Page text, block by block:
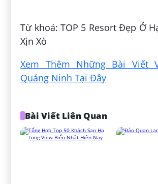
Từ khoá: TOP 5 Resort Đẹp Ở
Xịn Xò
Xem Thêm Những Bài Viết
Quảng Ninh Tại Đây
Bài Viết Liên Quan